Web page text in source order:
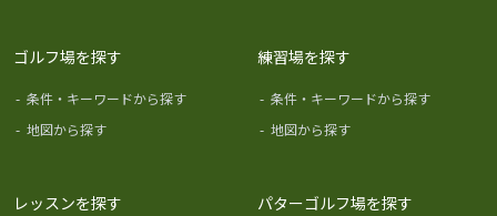
ゴルフ場を探す
- 条件・キーワードから探す
- 地図から探す
練習場を探す
- 条件・キーワードから探す
- 地図から探す
レッスンを探す パターゴルフ場を探す